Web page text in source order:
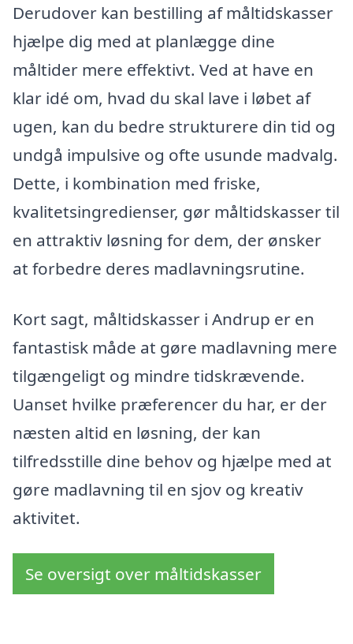
Derudover kan bestilling af måltidskasser
hjælpe dig med at planlægge dine
måltider mere effektivt. Ved at have en
klar idé om, hvad du skal lave i løbet af
ugen, kan du bedre strukturere din tid og
undgå impulsive og ofte usunde madvalg.
Dette, i kombination med friske,
kvalitetsingredienser, gør måltidskasser til
en attraktiv løsning for dem, der ønsker
at forbedre deres madlavningsrutine.
Kort sagt, måltidskasser i Andrup er en
fantastisk måde at gøre madlavning mere
tilgængeligt og mindre tidskrævende.
Uanset hvilke præferencer du har, er der
næsten altid en løsning, der kan
tilfredsstille dine behov og hjælpe med at
gøre madlavning til en sjov og kreativ
aktivitet.
Se oversigt over måltidskasser